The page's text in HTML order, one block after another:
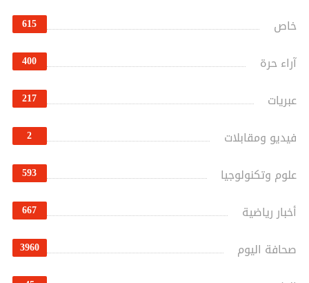
خاص 615
آراء حرة 400
عبريات 217
فيديو ومقابلات 2
علوم وتكنولوجيا 593
أخبار رياضية 667
صحافة اليوم 3960